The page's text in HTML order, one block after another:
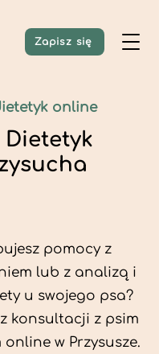
Zapisz się
online
Dietetyk
pomocy z
lub z analizą i
u swojego psa?
konsultacji z psim
w Przysusze.